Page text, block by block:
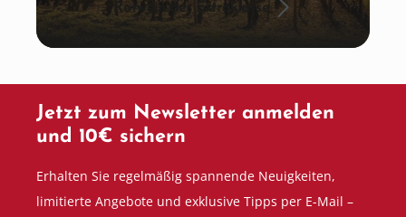
Rotwein der Extraklasse
Jetzt zum Newsletter anmelden
und 10€ sichern
Erhalten Sie regelmäßig spannende Neuigkeiten,
limitierte Angebote und exklusive Tipps per E-Mail –